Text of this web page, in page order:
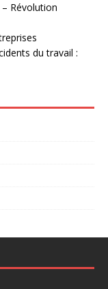
Révolution
du travail :